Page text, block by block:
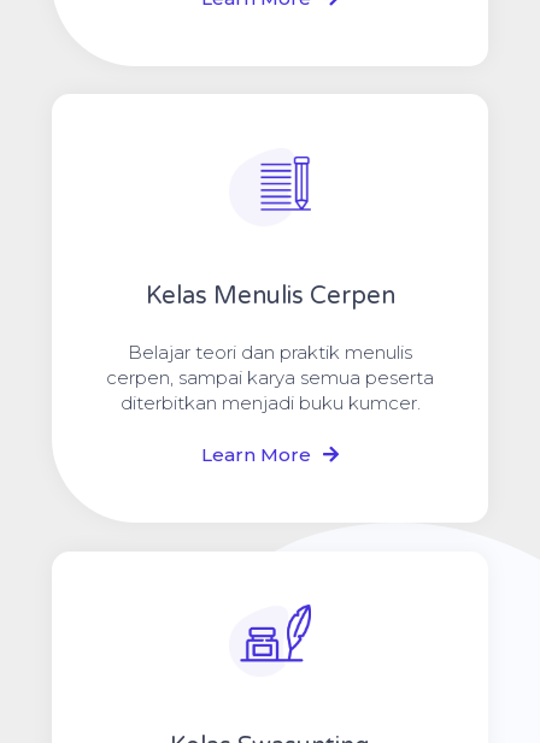
Kelas Menulis Cerpen
Belajar teori dan praktik menulis
cerpen, sampai karya semua peserta
diterbitkan menjadi buku kumcer.
Learn More